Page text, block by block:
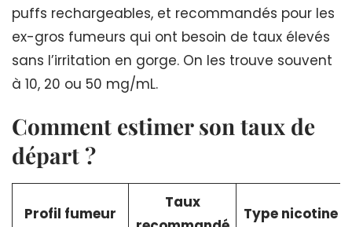
puffs rechargeables, et recommandés pour les
ex-gros fumeurs qui ont besoin de taux élevés
sans l’irritation en gorge. On les trouve souvent
à 10, 20 ou 50 mg/mL.
Comment estimer son taux de
départ ?
Profil fumeur
Taux
Type nicotine